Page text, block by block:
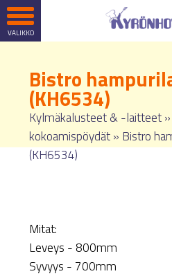
Bistro
(KH6534)
Kylmäkalusteet & -laitteet»
kokoamispöydät» Bistro
(KH6534)
Mitat:
Leveys - 800mm
Syvyys - 700mm